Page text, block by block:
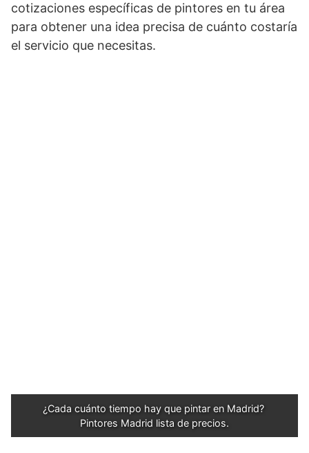
cotizaciones específicas de pintores en tu área
para obtener una idea precisa de cuánto costaría
el servicio que necesitas.
¿Cada cuánto tiempo hay que pintar en Madrid?
Pintores Madrid lista de precios.